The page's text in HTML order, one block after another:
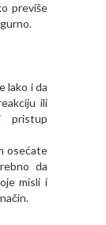
previše
lako i da
ili
pristup
osećate
da
misli i